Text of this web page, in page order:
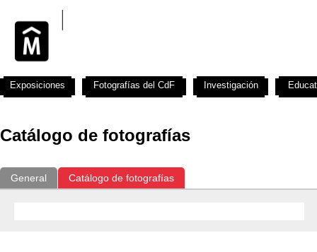
Catálogo de fotografías
General Catálogo de fotografías
Exposiciones Fotografías del CdF Investigación